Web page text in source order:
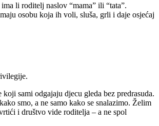
li roditelj naslov “mama” ili “tata”.
osobu koja ih voli, sluša, grli i daje osjećaj
koji sami odgajaju djecu gleda bez predrasuda.
smo, a ne samo kako se snalazimo. Želim
i društvo vide roditelja – a ne spol